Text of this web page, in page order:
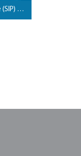
Steam In Place (SIP) Reaktörler